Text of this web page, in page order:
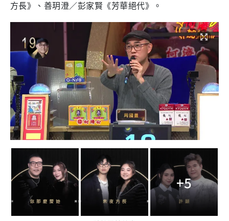
方長》、善玥澄／彭家賢《芳華絕代》。
+5